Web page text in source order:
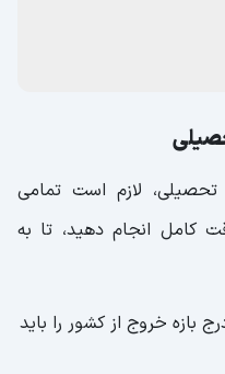
تحصیلی، لازم است تمامی
کامل انجام دهید، تا به
بازه خروج از کشور را باید